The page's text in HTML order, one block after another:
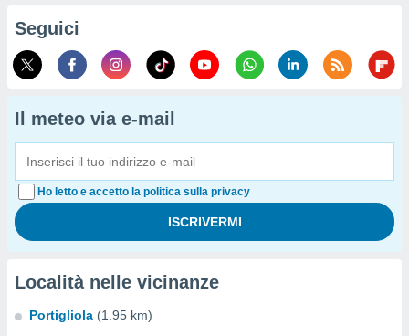
Seguici
Il meteo via e-mail
Ho letto e accetto la politica sulla privacy
Località nelle vicinanze
Portigliola (1.95 km)